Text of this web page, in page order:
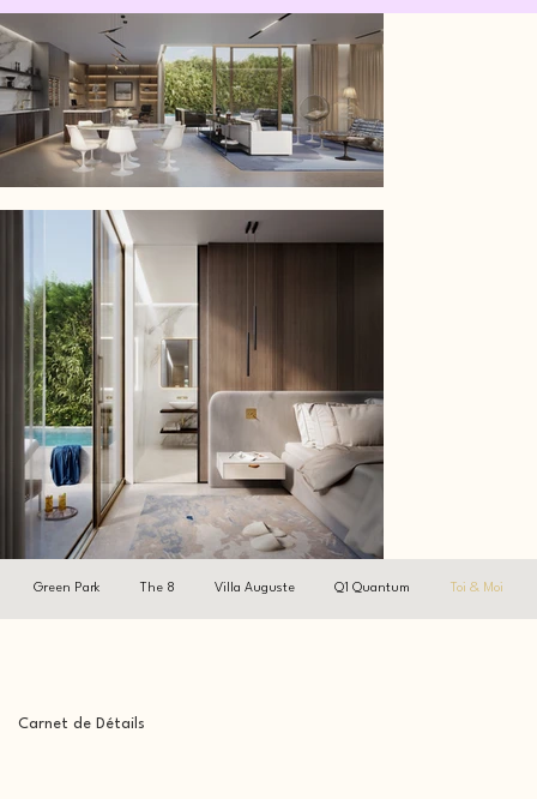
Green Park The 8 Villa Auguste Q1 Quantum Toi & Moi
Carnet de Détails